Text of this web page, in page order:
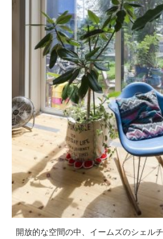
開放的な空間の中、イームズのシェル